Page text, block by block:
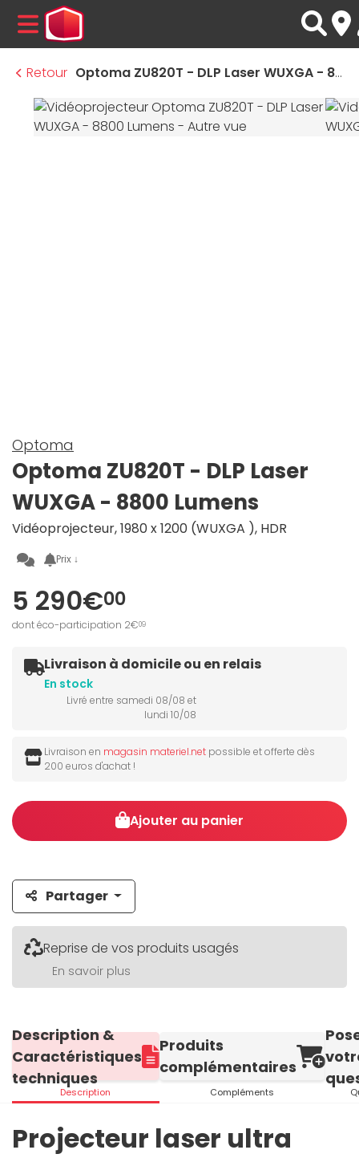
MENU
Retour
Optoma ZU820T - DLP Laser WUXGA - 8800 Lumens
Optoma
Optoma ZU820T - DLP Laser
WUXGA - 8800 Lumens
Vidéoprojecteur, 1980 x 1200 (WUXGA ), HDR
Prix ↓
5 290€00
dont éco-participation 2€09
Livraison à domicile ou en relais
En stock
Livré entre samedi 08/08 et
lundi 10/08
Livraison en magasin materiel.net possible et offerte dès
200 euros d'achat !
Ajouter au panier
Partager
Reprise de vos produits usagés
En savoir plus
Description &
Caractéristiques
techniques
Description
Produits
complémentaires
Compléments
Projecteur laser ultra